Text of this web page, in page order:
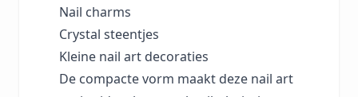
Nail charms
Crystal steentjes
Kleine nail art decoraties
De compacte vorm maakt deze nail art